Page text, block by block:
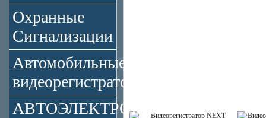
Охранные
Сигнализации
Автомобильные
видеорегистраторы
АВТОЭЛЕКТРОНИКА